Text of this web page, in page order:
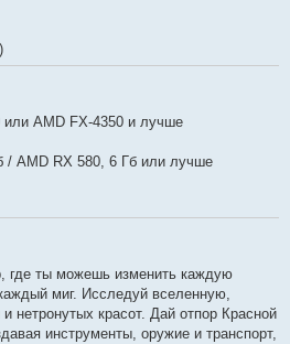
или AMD FX-4350 и лучше
/ AMD RX 580, 6 Гб или лучше
где ты можешь изменить каждую
миг. Исследуй вселенную,
нетронутых красот. Дай отпор Красной
инструменты, оружие и транспорт,